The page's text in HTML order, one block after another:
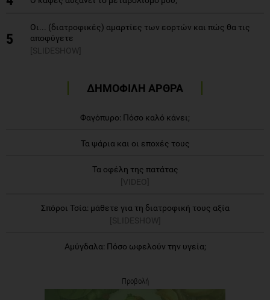
5
Οι... (διατροφικές) αμαρτίες των εορτών και πώς θα τις
αποφύγετε
[SLIDESHOW]
ΔΗΜΟΦΙΛΗ ΑΡΘΡΑ
Φαγόπυρο: Πόσο καλό κάνει;
Τα ψάρια και οι εποχές τους
Τα οφέλη της πατάτας
[VIDEO]
Σπόροι Τσία: μάθετε για τη διατροφική τους αξία
[SLIDESHOW]
Αμύγδαλα: Πόσο ωφελούν την υγεία;
Προβολή